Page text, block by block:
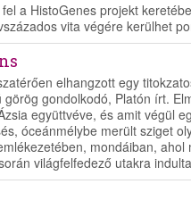
a HistoGenes projekt
vita végére kerülhet
elhangzott egy
gondolkodó, Platón írt.
együttvéve, és amit végül
óceánmélybe merült sziget
mondáiban,
világfelfedező utakra